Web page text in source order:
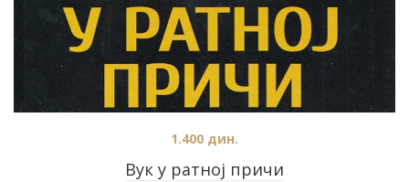
Вук у ратној причи
1.400 дин.